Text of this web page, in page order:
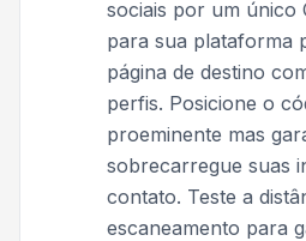
sociais por um único
para sua plataforma
página de destino
perfis. Posicione o
proeminente mas
sobrecarregue suas
contato. Teste a
escaneamento para